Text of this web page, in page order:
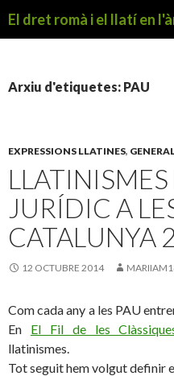
Arxiu d'etiquetes: PAU
EXPRESSIONS LLATINES,
LLATINISMES
JURÍDIC A
CATALUNYA
12 OCTUBRE 2014
Com cada any a les PAU
En El Fil de les
llatinismes.
Tot seguit hem volgut definir